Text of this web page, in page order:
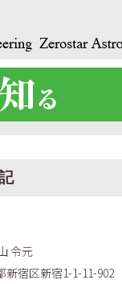
令元
宿区新宿1-1-11-902